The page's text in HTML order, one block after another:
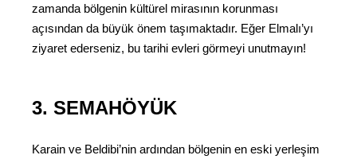
zamanda bölgenin kültürel mirasının korunması
açısından da büyük önem taşımaktadır. Eğer Elmalı’yı
ziyaret ederseniz, bu tarihi evleri görmeyi unutmayın!
3. SEMAHÖYÜK
Karain ve Beldibi’nin ardından bölgenin en eski yerleşim